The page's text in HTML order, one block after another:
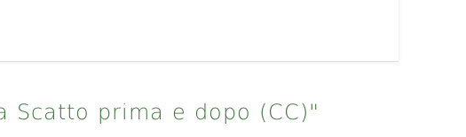
Scatto prima e dopo (CC)"